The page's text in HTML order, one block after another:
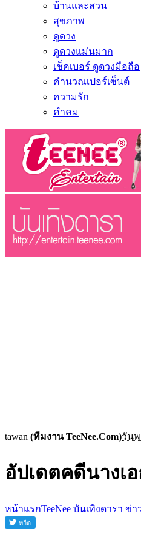
บ้านและสวน
สุขภาพ
ดูดวง
ดูดวงแม่นมาก
เช็คเบอร์ ดูดวงมือถือ
คำนวณเปอร์เซ็นต์
ความรัก
คำคม
tawan (ทีมงาน TeeNee.Com)วันพ
อัปเดตคดีนางเ
หน้าแรกTeeNee บันเทิงดารา ข่า